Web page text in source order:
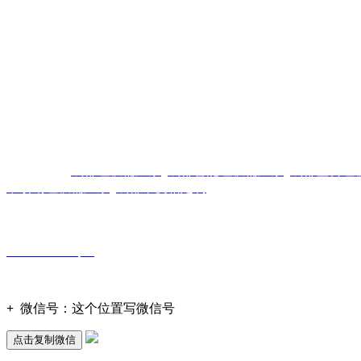
+ 微信号： 这个位置写微信号
点击复制微信